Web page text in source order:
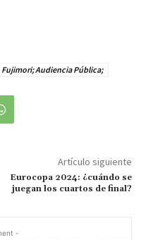
Fujimori; Audiencia Pública;
Artículo siguiente
Eurocopa 2024: ¿cuándo se
juegan los cuartos de final?
-